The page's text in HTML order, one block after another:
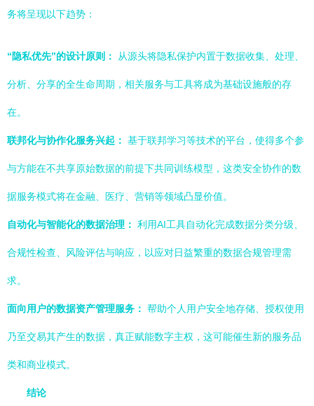
务将呈现以下趋势：
“隐私优先”的设计原则： 从源头将隐私保护内置于数据收集、处理、
分析、分享的全生命周期，相关服务与工具将成为基础设施般的存
在。
联邦化与协作化服务兴起： 基于联邦学习等技术的平台，使得多个参
与方能在不共享原始数据的前提下共同训练模型，这类安全协作的数
据服务模式将在金融、医疗、营销等领域凸显价值。
自动化与智能化的数据治理： 利用AI工具自动化完成数据分类分级、
合规性检查、风险评估与响应，以应对日益繁重的数据合规管理需
求。
面向用户的数据资产管理服务： 帮助个人用户安全地存储、授权使用
乃至交易其产生的数据，真正赋能数字主权，这可能催生新的服务品
类和商业模式。
结论